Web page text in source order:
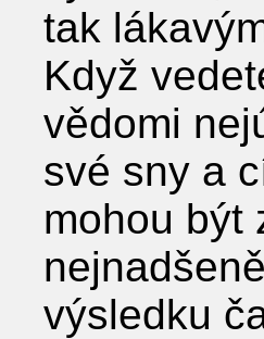
tak
Když
vědomi
své sny a
mohou být
výsledku